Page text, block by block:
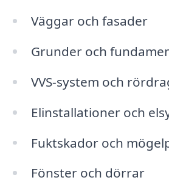
Väggar och fasader
Grunder och
VVS-system och
Elinstallationer och
Fuktskador och
Fönster och dörrar